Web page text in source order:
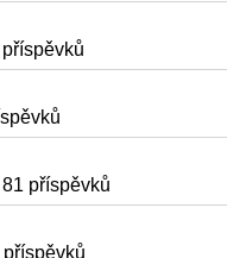
příspěvků